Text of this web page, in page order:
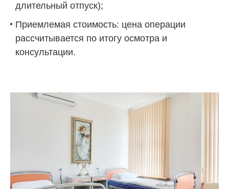
длительный отпуск);
Приемлемая стоимость: цена операции
рассчитывается по итогу осмотра и
консультации.